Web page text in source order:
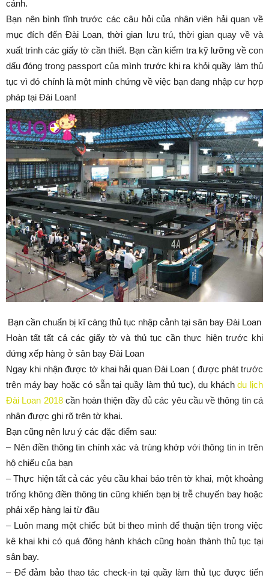
cảnh.
Bạn nên bình tĩnh trước các câu hỏi của nhân viên hải quan về
mục đích đến Đài Loan, thời gian lưu trú, thời gian quay về và
xuất trình các giấy tờ cần thiết. Bạn cần kiểm tra kỹ lưỡng về con
dấu đóng trong passport của mình trước khi ra khỏi quầy làm thủ
tục vì đó chính là một minh chứng về việc bạn đang nhập cư hợp
pháp tại Đài Loan!
Bạn cần chuẩn bị kĩ càng thủ tục nhập cảnh tại sân bay Đài Loan
Hoàn tất tất cả các giấy tờ và thủ tục cần thực hiện trước khi
đứng xếp hàng ở sân bay Đài Loan
Ngay khi nhận được tờ khai hải quan Đài Loan ( được phát trước
trên máy bay hoặc có sẵn tại quầy làm thủ tục), du kháchdu lịch
Đài Loan 2018cần hoàn thiện đầy đủ các yêu cầu về thông tin cá
nhân được ghi rõ trên tờ khai.
Bạn cũng nên lưu ý các đặc điểm sau:
– Nên điền thông tin chính xác và trùng khớp với thông tin in trên
hộ chiếu của bạn
– Thực hiện tất cả các yêu cầu khai báo trên tờ khai, một khoảng
trống không điền thông tin cũng khiến bạn bị trễ chuyến bay hoặc
phải xếp hàng lại từ đầu
– Luôn mang một chiếc bút bi theo mình để thuận tiện trong việc
kê khai khi có quá đông hành khách cũng hoàn thành thủ tục tại
sân bay.
– Để đảm bảo thao tác check-in tại quầy làm thủ tục được tiến